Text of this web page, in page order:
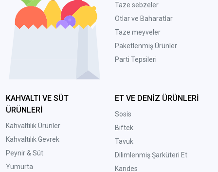
Taze sebzeler
Otlar ve Baharatlar
Taze meyveler
Paketlenmiş Ürünler
Parti Tepsileri
KAHVALTI VE SÜT
ÜRÜNLERİ
Kahvaltılık Ürünler
Kahvaltılık Gevrek
Peynir & Süt
Yumurta
ET VE DENİZ ÜRÜNLERİ
Sosis
Biftek
Tavuk
Dilimlenmiş Şarküteri Et
Karides